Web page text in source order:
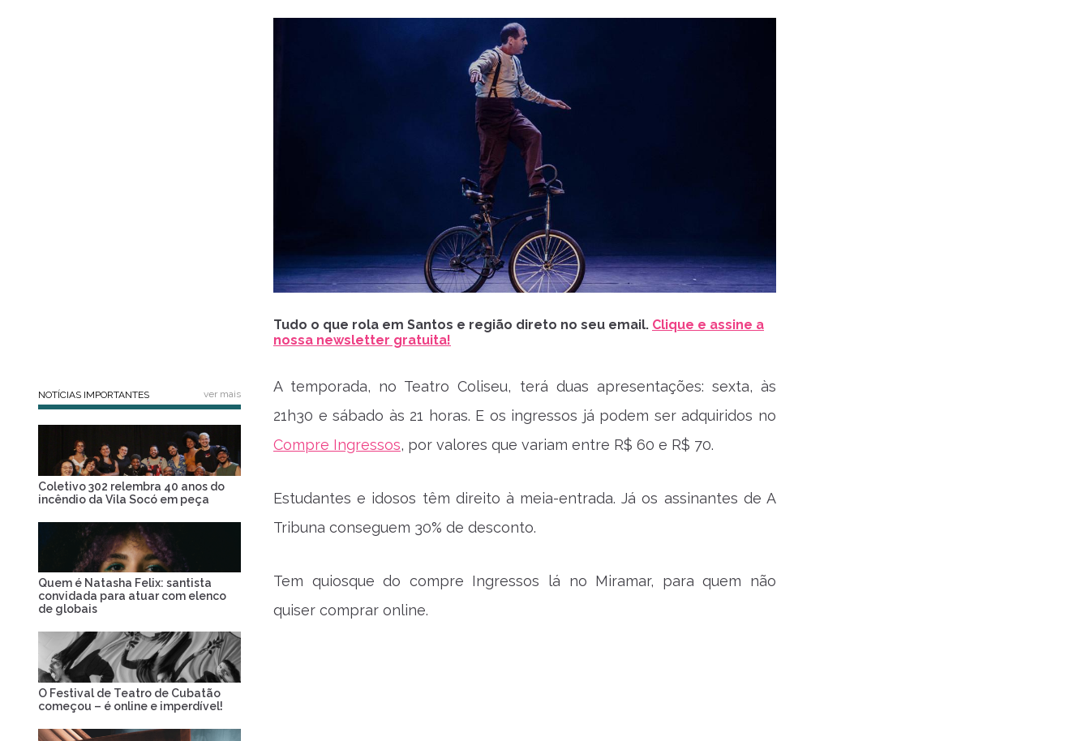
Tudo o que rola em Santos e região direto no seu email. Clique e assine a
nossa newsletter gratuita!
A temporada, no Teatro Coliseu, terá duas apresentações: sexta, às
21h30 e sábado às 21 horas. E os ingressos já podem ser adquiridos no
Compre Ingressos, por valores que variam entre R$ 60 e R$ 70.
Estudantes e idosos têm direito à meia-entrada. Já os assinantes de A
Tribuna conseguem 30% de desconto.
Tem quiosque do compre Ingressos lá no Miramar, para quem não
quiser comprar online.
NOTÍCIAS IMPORTANTES ver mais
Coletivo 302 relembra 40 anos do
incêndio da Vila Socó em peça
Quem é Natasha Felix: santista
convidada para atuar com elenco
de globais
O Festival de Teatro de Cubatão
começou – é online e imperdível!